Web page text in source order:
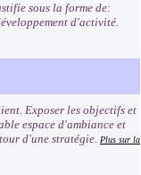
sous la forme de:
d'activité.
Exposer les objectifs et
espace d'ambiance et
d'une stratégie. Plus sur la